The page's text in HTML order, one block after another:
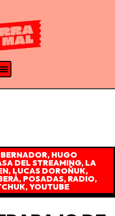
, HUGO
DEL STREAMING, LA
, LUCAS DOROÑUK,
, POSADAS, RADIO,
,YOUTUBE